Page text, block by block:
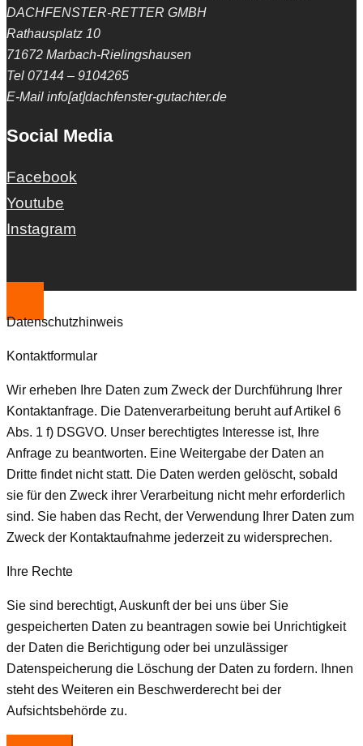
DACHFENSTER-RETTER GMBH
Rathausplatz 10
71672 Marbach-Rielingshausen
Tel 07144 – 9104265
E-Mail info[at]dachfenster-gutachter.de
Social Media
Facebook
Youtube
Instagram
Datenschutzhinweis
Kontaktformular
Wir erheben Ihre Daten zum Zweck der Durchführung Ihrer
Kontaktanfrage. Die Datenverarbeitung beruht auf Artikel 6
Abs. 1 f) DSGVO. Unser berechtigtes Interesse ist, Ihre
Anfrage zu beantworten. Eine Weitergabe der Daten an
Dritte findet nicht statt. Die Daten werden gelöscht, sobald
sie für den Zweck ihrer Verarbeitung nicht mehr erforderlich
sind. Sie haben das Recht, der Verwendung Ihrer Daten zum
Zweck der Kontaktaufnahme jederzeit zu widersprechen.
Ihre Rechte
Sie sind berechtigt, Auskunft der bei uns über Sie
gespeicherten Daten zu beantragen sowie bei Unrichtigkeit
der Daten die Berichtigung oder bei unzulässiger
Datenspeicherung die Löschung der Daten zu fordern. Ihnen
steht des Weiteren ein Beschwerderecht bei der
Aufsichtsbehörde zu.